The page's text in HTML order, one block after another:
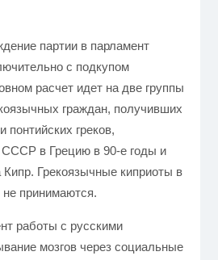
партии в парламент
с подкупом
расчет идет на две группы
граждан, получивших
понтийских греков,
СССР в Грецию в 90-е годы и
Грекоязычные киприоты в
не принимаются.
работы с русскими
мозгов через социальные